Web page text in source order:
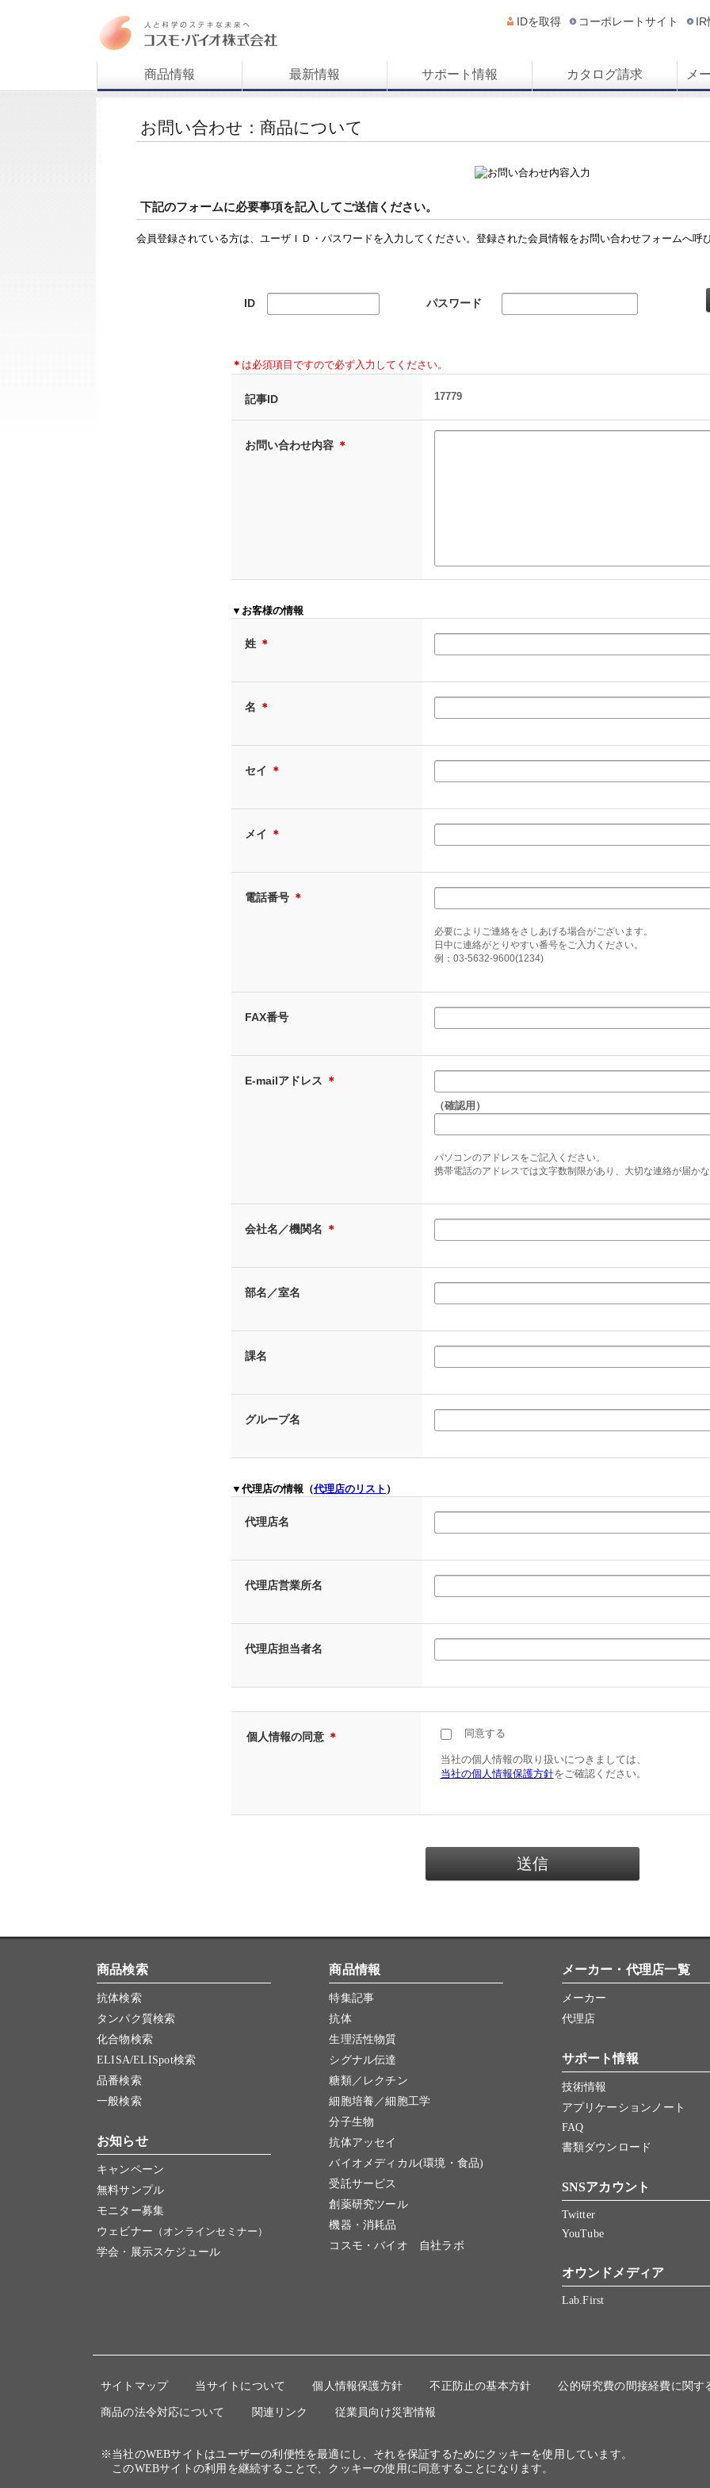
IDを取得 コーポレートサイト IR
商品情報 最新情報 サポート情報 カタログ請求 メ
お問い合わせ：商品について
下記のフォームに必要事項を記入してご送信ください。
会員登録されている方は、ユーザＩＤ・パスワードを入力してください。登録された会員情報をお問い合わせフォームへ呼
ID パスワード
＊ は必須項目ですので必ず入力してください。
記事ID 17779
お問い合わせ内容 ＊
▼お客様の情報
姓 ＊
名 ＊
セイ ＊
メイ ＊
電話番号 ＊
必要によりご連絡をさしあげる場合がございます。
日中に連絡がとりやすい番号をご入力ください。
例：03-5632-9600(1234)
FAX番号
E-mailアドレス ＊
（確認用）
パソコンのアドレスをご記入ください。
携帯電話のアドレスでは文字数制限があり、大切な連絡が届かな
会社名／機関名 ＊
部名／室名
課名
グループ名
▼代理店の情報（代理店のリスト ）
代理店名
代理店営業所名
代理店担当者名
個人情報の同意 ＊ 同意する
当社の個人情報の取り扱いにつきましては、
当社の個人情報保護方針をご確認ください。
商品検索
抗体検索
タンパク質検索
化合物検索
ELISA/ELISpot検索
品番検索
一般検索
お知らせ
キャンペーン
無料サンプル
モニター募集
ウェビナー （オンラインセミナー）
学会・展示スケジュール
商品情報
特集記事
抗体
生理活性物質
シグナル伝達
糖類／レクチン
細胞培養／細胞工学
分子生物
抗体アッセイ
バイオメディカル(環境・食品)
受託サービス
創薬研究ツール
機器・消耗品
コスモ・バイオ 自社ラボ
メーカー・代理店一覧
メーカー
代理店
サポート情報
技術情報
アプリケーションノート
FAQ
書類ダウンロード
SNSアカウント
Twitter
YouTube
オウンドメディア
Lab.First
サイトマップ 当サイトについて 個人情報保護方針 不正防止の基本方針 公的研究費の間接経費に関す
商品の法令対応について 関連リンク 従業員向け災害情報
※当社のWEBサイトはユーザーの利便性を最適にし、それを保証するためにクッキーを使用しています。
このWEBサイトの利用を継続することで、クッキーの使用に同意することになります。